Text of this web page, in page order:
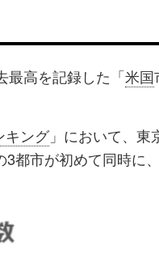
最高を記録した「米国
キング」において、東
都市が初めて同時に